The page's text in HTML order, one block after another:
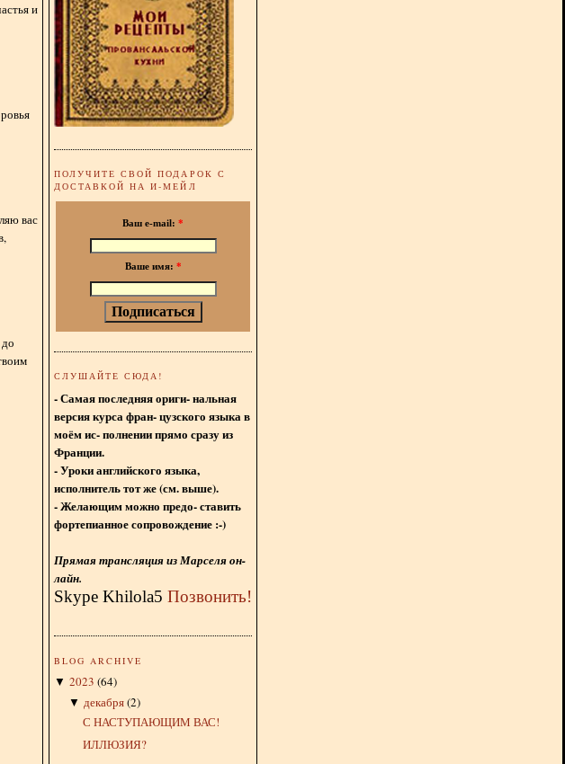
и
вас
ПОЛУЧИТЕ СВОЙ ПОДАРОК С
ДОСТАВКОЙ НА И-МЕЙЛ
Ваш e-mail: *
Ваше имя: *
СЛУШАЙТЕ СЮДА!
- Самая последняя ориги- нальная
версия курса фран- цузского языка в
моём ис- полнении прямо сразу из
Франции.
- Уроки английского языка,
исполнитель тот же (см. выше).
- Желающим можно предо- ставить
фортепианное сопровождение :-)
Прямая трансляция из Марселя он-
лайн.
Skype Khilola5 Позвонить!
BLOG ARCHIVE
▼ 2023 (64)
▼ декабря(2)
С НАСТУПАЮЩИМ ВАС!
ИЛЛЮЗИЯ?